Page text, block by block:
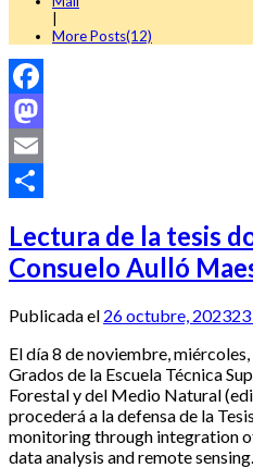
More Posts(12)
Facebook
Mastodon
Email
Lectura de la tesis
Consuelo Aulló
Publicada el 26 octubre, 2023
El día 8 de noviembre, miércoles,
Grados de la Escuela Técnica
Forestal y del Medio Natural
procederá a la defensa de la
monitoring through integration
data analysis and remote